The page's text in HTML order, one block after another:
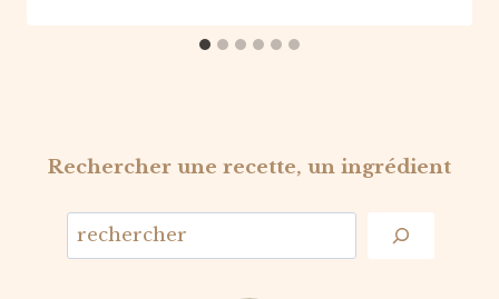
Rechercher une recette, un ingrédient